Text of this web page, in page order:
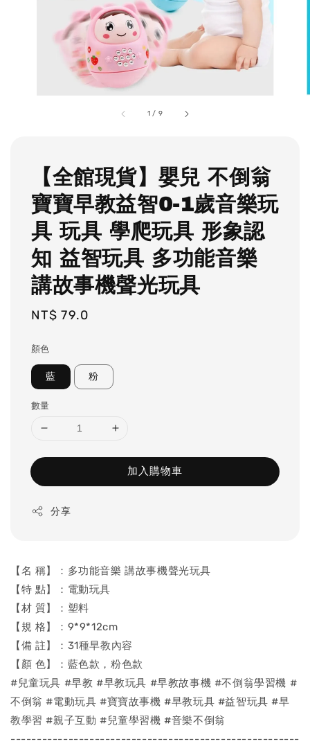
1 / 9
【全館現貨】嬰兒 不倒翁
寶寶早教益智0-1歲音樂玩
具 玩具 學爬玩具 形象認
知 益智玩具 多功能音樂
講故事機聲光玩具
Regular
NT$ 79.0
顏色
藍 粉
數量
加入購物車
分享
【名 稱】：多功能音樂 講故事機聲光玩具
【特 點】：電動玩具
【材 質】：塑料
【規 格】：9*9*12cm
【備 註】：31種早教內容
【顏 色】：藍色款，粉色款
#兒童玩具 #早教 #早教玩具 #早教故事機 #不倒翁學習機 #
不倒翁 #電動玩具 #寶寶故事機 #早教玩具 #益智玩具 #早
教學習 #親子互動 #兒童學習機 #音樂不倒翁
-------------------------------------------------------